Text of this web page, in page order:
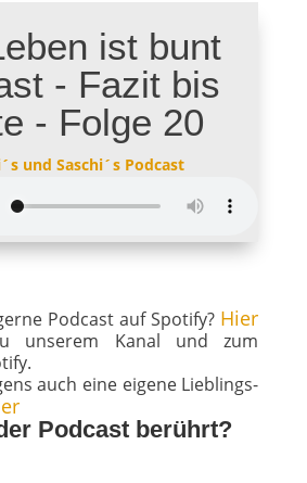
ist bunt
- Fazit bis
- Folge 20
und Saschi´s Podcast
Podcast auf Spotify? Hier
unserem Kanal und zum
auch eine eigene Lieblings-
Podcast berührt?